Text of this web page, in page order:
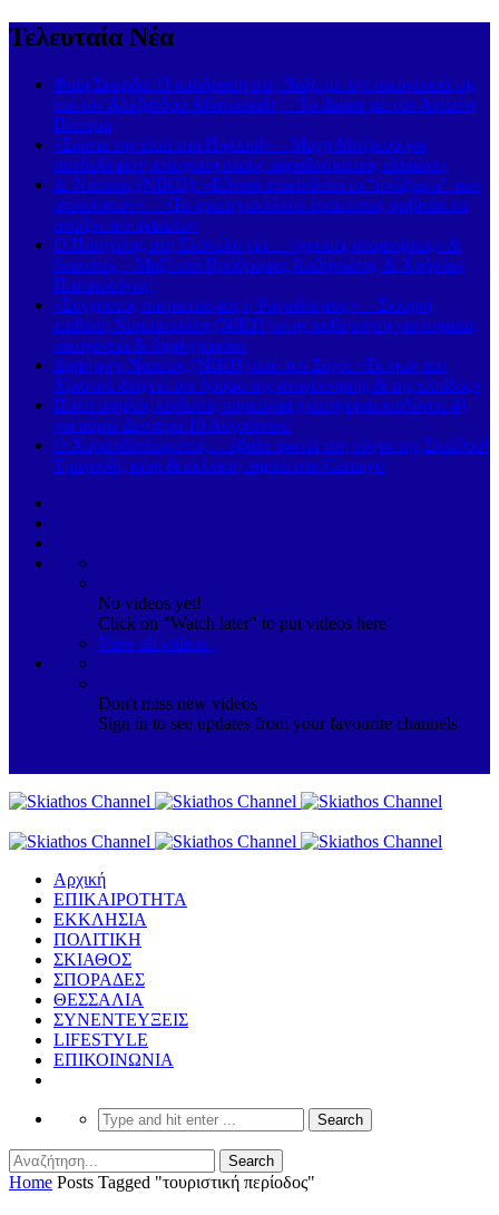
Τελευταία Νέα
Φαίη Σκορδά: Η απόδραση στη Νάξο με την οικογένειά της
και τον Αλέξανδρο Αθανασιάδη – Το dinner με τον Αντώνη
Πιτταρά
«Σώστε την ελιά του Πηλίου!» – Μάχη Μιτζικού για
συνδεδεμένη ενίσχυση στους παραδοσιακούς ελαιώνες
Δ. Νατσιός (ΝΙΚΗ): «Εθνικά επικίνδυνο το “μπάζωμα” των
υποκλοπών» – «Το ερώτημα πλέον είναι ποιος φοβάται να
ανοίξει τον φάκελο»
Ο Πασχάλης στη Σκόπελο για… «χρυσές αναμνήσεις» &
διακοπές – Μαζί του Πρόδρομος Καθηνιώτης & Χρήστος
Παλαιολόγος!
«Σύγχρονος πατριωτισμός ή Ραγιαδισμός;» – Σκληρή
επίθεση Καμπισιούλη (ΝΙΚΗ) στην κυβέρνηση για σημαία,
οικογένεια & δημογραφικό
Δημήτρης Νατσιός (ΝΙΚΗ) από τον Σοχό: «Το φως του
Χριστού δείχνει τον δρόμο της αναγέννησης & της ελπίδας»
Πολύ υψηλός κίνδυνος πυρκαγιάς (κατηγορία κινδύνου 4)
για αύριο Δευτέρα 10 Αυγούστου
Ο Χαριτοδιπλωμένος… έβαλε φωτιά στη νύχτα της Σκιάθου!
Τραγούδι, κέφι & εκλεκτή παρέα στο Carnayo
No videos yet!
Click on "Watch later" to put videos here
View all videos
Don't miss new videos
Sign in to see updates from your favourite channels
Αρχική
ΕΠΙΚΑΙΡΟΤΗΤΑ
ΕΚΚΛΗΣΙΑ
ΠΟΛΙΤΙΚΗ
ΣΚΙΑΘΟΣ
ΣΠΟΡΑΔΕΣ
ΘΕΣΣΑΛΙΑ
ΣΥΝΕΝΤΕΥΞΕΙΣ
LIFESTYLE
ΕΠΙΚΟΙΝΩΝΙΑ
Home Posts Tagged "τουριστική περίοδος"